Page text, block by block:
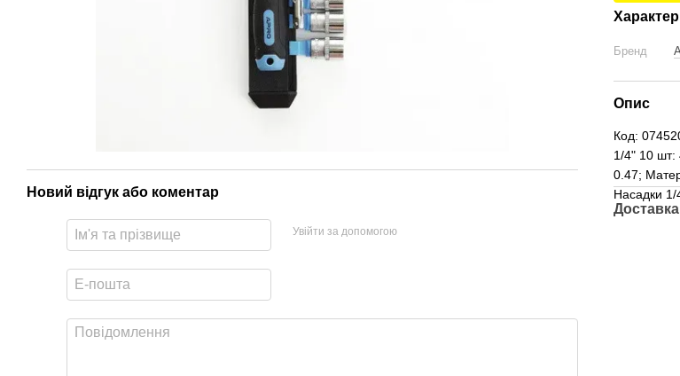
Новий відгук або коментар
Увійти за допомогою
Бренд
Опис
Код:
1/4" 10 шт:
0.47;
Насадки
Доставка